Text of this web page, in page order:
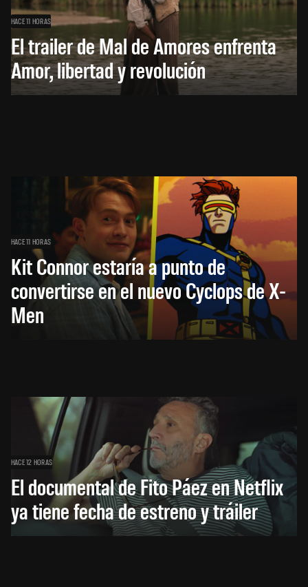
HACE 11 HORAS
El trailer de Mal de Amores enfrenta
Amor, libertad y revolución
HACE 11 HORAS
Kit Connor estaría a punto de
convertirse en el nuevo Cyclops de X-
Men
HACE 12 HORAS
El documental de Fito Páez en Netflix
ya tiene fecha de estreno y tráiler